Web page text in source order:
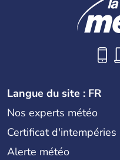
Langue du site : FR
Nos experts météo
Certificat d'intempéries
Alerte météo